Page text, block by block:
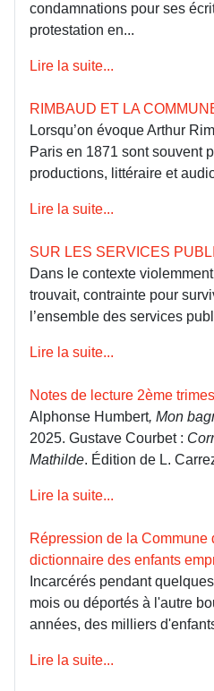
condamnations pour ses
protestation en...
Lire la suite...
RIMBAUD ET LA
Lorsqu’on évoque Arthur
Paris en 1871 sont souvent
productions, littéraire et
Lire la suite...
SUR LES SERVICES
Dans le contexte
trouvait, contrainte pour
l’ensemble des services
Lire la suite...
Notes de lecture 2ème
Alphonse Humbert, Mon
2025. Gustave Courbet :
Mathilde. Édition de L.
Lire la suite...
Répression de la Commune
dictionnaire des enfants
Incarcérés pendant
mois ou déportés à l'autre
années, des milliers
Lire la suite...